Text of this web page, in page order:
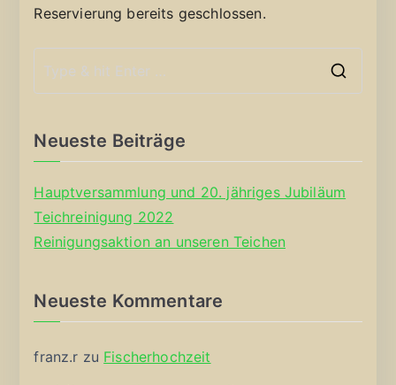
Reservierung bereits geschlossen.
Neueste Beiträge
Hauptversammlung und 20. jähriges Jubiläum
Teichreinigung 2022
Reinigungsaktion an unseren Teichen
Neueste Kommentare
franz.r zu Fischerhochzeit